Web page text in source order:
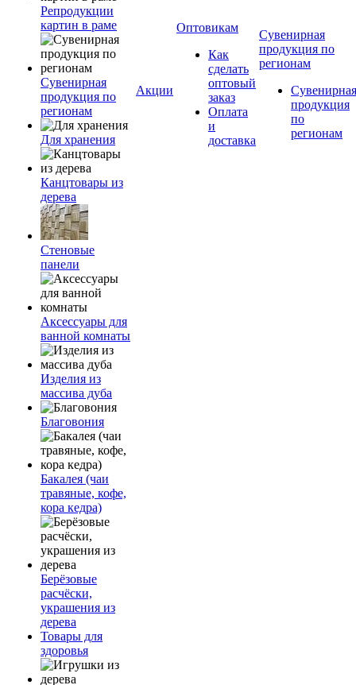
Репродукции
картин в раме
Сувенирная
продукция по
регионам
Для хранения
Канцтовары из
дерева
Стеновые
панели
Аксессуары для
ванной комнаты
Изделия из
массива дуба
Благовония
Бакалея (чаи
травяные, кофе,
кора кедра)
Берёзовые
расчёски,
украшения из
дерева
Товары для
здоровья
Акции
Оптовикам
Как
сделать
оптовый
заказ
Оплата
и
доставка
Сувенирная
продукция по
регионам
Сувенирная
продукция
по
регионам